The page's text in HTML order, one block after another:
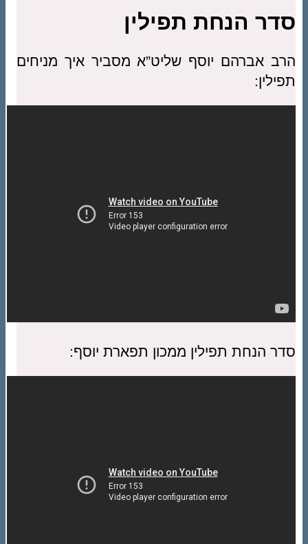
סדר הנחת תפילין
הרב אברהם יוסף שליט”א מסביר איך מניחים
תפילין:
סדר הנחת תפילין ממכון תפארת יוסף: